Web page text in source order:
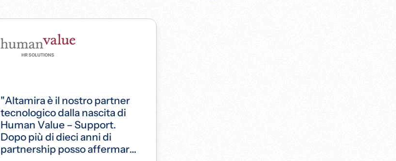
"Altamira è il nostro partner
tecnologico dalla nascita di
Human Value – Support.
Dopo più di dieci anni di
partnership posso affermare